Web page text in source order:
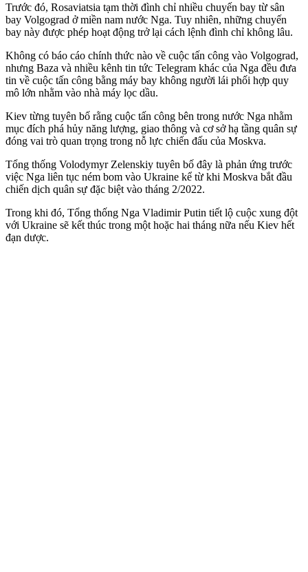
Trước đó, Rosaviatsia tạm thời đình chỉ nhiều chuyến bay từ sân
bay Volgograd ở miền nam nước Nga. Tuy nhiên, những chuyến
bay này được phép hoạt động trở lại cách lệnh đình chỉ không lâu.
Không có báo cáo chính thức nào về cuộc tấn công vào Volgograd,
nhưng Baza và nhiều kênh tin tức Telegram khác của Nga đều đưa
tin về cuộc tấn công bằng máy bay không người lái phối hợp quy
mô lớn nhằm vào nhà máy lọc dầu.
Kiev từng tuyên bố rằng cuộc tấn công bên trong nước Nga nhằm
mục đích phá hủy năng lượng, giao thông và cơ sở hạ tầng quân sự
đóng vai trò quan trọng trong nỗ lực chiến đấu của Moskva.
Tổng thống Volodymyr Zelenskiy tuyên bố đây là phản ứng trước
việc Nga liên tục ném bom vào Ukraine kể từ khi Moskva bắt đầu
chiến dịch quân sự đặc biệt vào tháng 2/2022.
Trong khi đó, Tổng thống Nga Vladimir Putin tiết lộ cuộc xung đột
với Ukraine sẽ kết thúc trong một hoặc hai tháng nữa nếu Kiev hết
đạn dược.